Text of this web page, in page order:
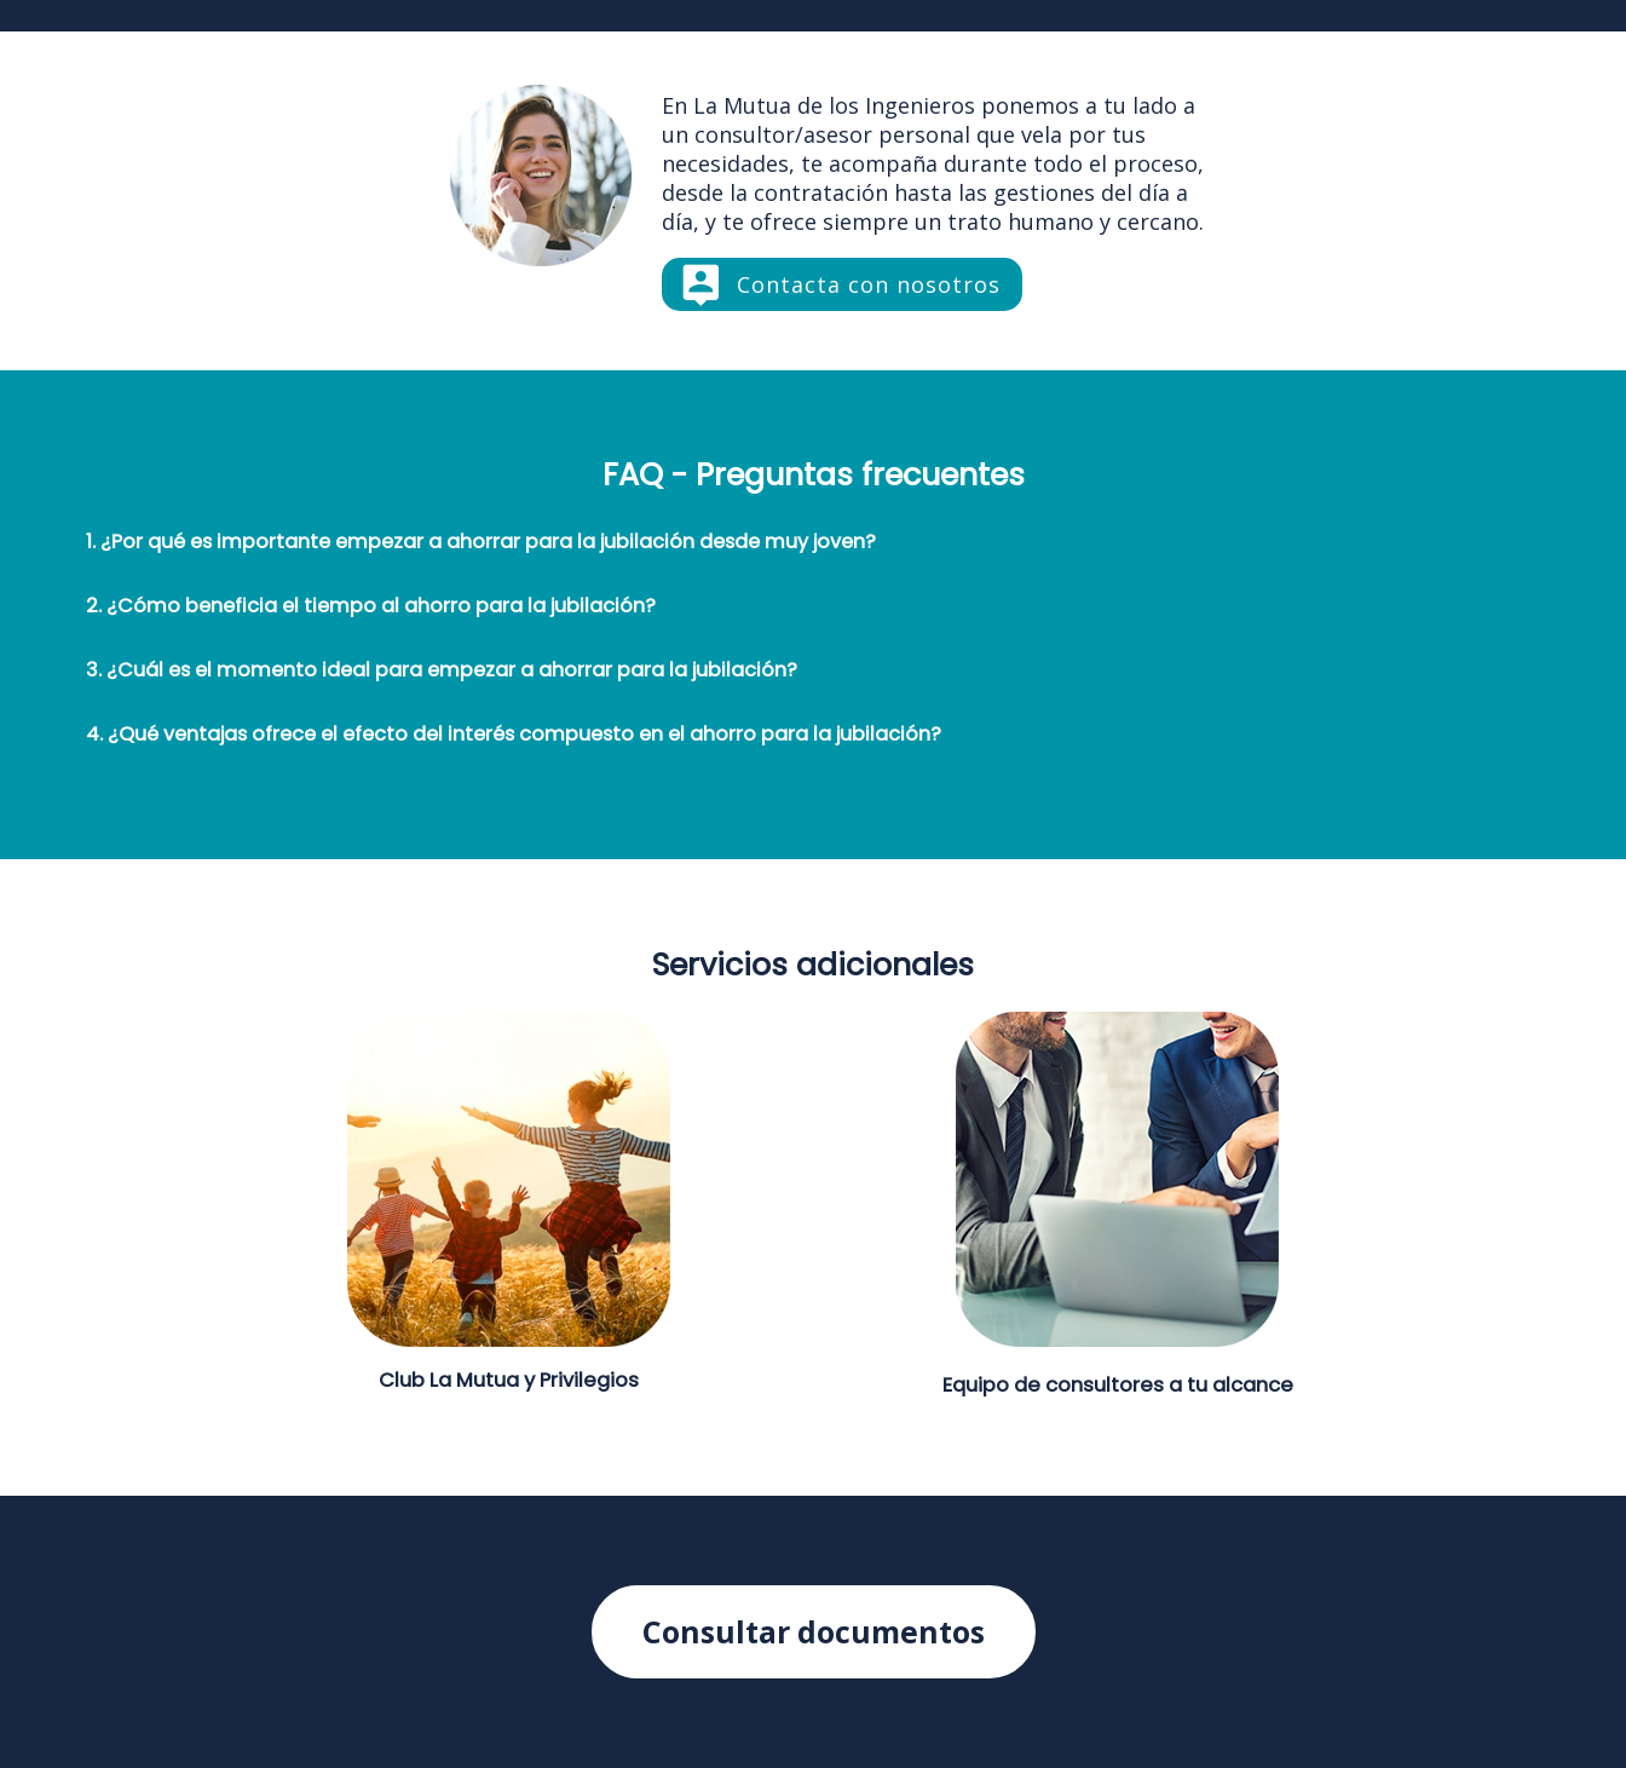
En La Mutua de los Ingenieros ponemos a tu lado a
un consultor/asesor personal que vela por tus
necesidades, te acompaña durante todo el proceso,
desde la contratación hasta las gestiones del día a
día, y te ofrece siempre un trato humano y cercano.
Contacta con nosotros
FAQ - Preguntas frecuentes
1. ¿Por qué es importante empezar a ahorrar para la jubilación desde muy joven?
2. ¿Cómo beneficia el tiempo al ahorro para la jubilación?
3. ¿Cuál es el momento ideal para empezar a ahorrar para la jubilación?
4. ¿Qué ventajas ofrece el efecto del interés compuesto en el ahorro para la jubilación?
Servicios adicionales
Club La Mutua y Privilegios Equipo de consultores a tu alcance
Consultar documentos